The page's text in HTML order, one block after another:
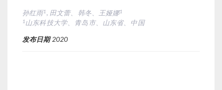
孙红雨1, 田文蕾、韩冬、王娅娜1
1山东科技大学、青岛市、山东省、中国
发布日期2020